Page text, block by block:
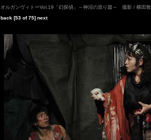
オルガンヴィトーVol.19「幻探偵」～神沼の祟り篇～ 撮影 / 横田
back [53 of 75] next